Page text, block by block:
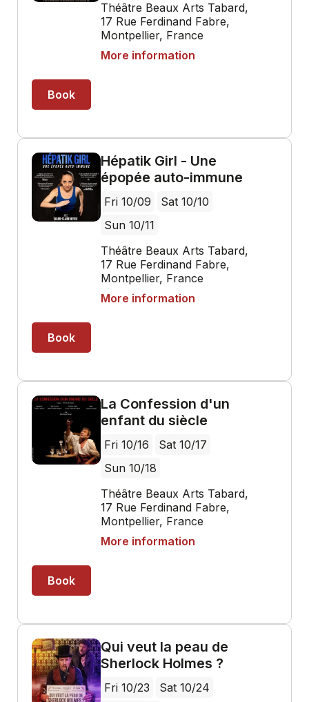
Théâtre Beaux Arts Tabard,
17 Rue Ferdinand Fabre,
Montpellier, France
More information
Book
Hépatik Girl - Une
épopée auto-immune
Fri 10/09
Sat 10/10
Sun 10/11
Théâtre Beaux Arts Tabard,
17 Rue Ferdinand Fabre,
Montpellier, France
More information
Book
La Confession d'un
enfant du siècle
Fri 10/16
Sat 10/17
Sun 10/18
Théâtre Beaux Arts Tabard,
17 Rue Ferdinand Fabre,
Montpellier, France
More information
Book
Qui veut la peau de
Sherlock Holmes ?
Fri 10/23
Sat 10/24